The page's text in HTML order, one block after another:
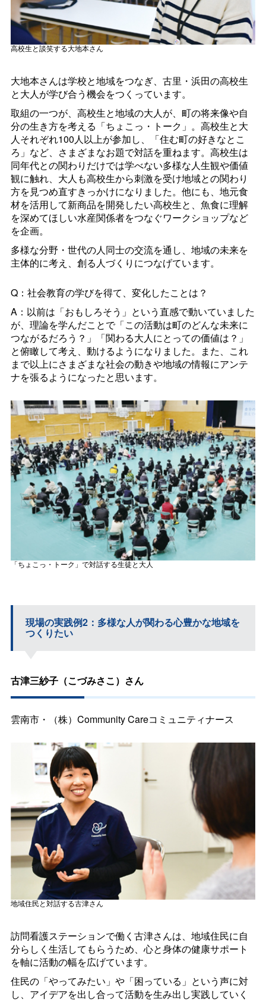
高校生と談笑する大地本さん
大地本さんは学校と地域をつなぎ、古里・浜田の高校生
と大人が学び合う機会をつくっています。
取組の一つが、高校生と地域の大人が、町の将来像や自
分の生き方を考える「ちょこっ・トーク」。高校生と大
人それぞれ100人以上が参加し、「住む町の好きなとこ
ろ」など、さまざまなお題で対話を重ねます。高校生は
同年代との関わりだけでは学べない多様な人生観や価値
観に触れ、大人も高校生から刺激を受け地域との関わり
方を見つめ直すきっかけになりました。他にも、地元食
材を活用して新商品を開発したい高校生と、魚食に理解
を深めてほしい水産関係者をつなぐワークショップなど
を企画。
多様な分野・世代の人同士の交流を通し、地域の未来を
主体的に考え、創る人づくりにつなげています。
Q：社会教育の学びを得て、変化したことは？
A：以前は「おもしろそう」という直感で動いていました
が、理論を学んだことで「この活動は町のどんな未来に
つながるだろう？」「関わる大人にとっての価値は？」
と俯瞰して考え、動けるようになりました。また、これ
まで以上にさまざまな社会の動きや地域の情報にアンテ
ナを張るようになったと思います。
「ちょこっ・トーク」で対話する生徒と大人
現場の実践例2：多様な人が関わる心豊かな地域を
つくりたい
古津三紗子（こづみさこ）さん
雲南市・（株） Community Careコミュニティナース
地域住民と対話する古津さん
訪問看護ステーションで働く古津さんは、地域住民に自
分らしく生活してもらうため、心と身体の健康サポート
を軸に活動の幅を広げています。
住民の「やってみたい」や「困っている」という声に対
し、アイデアを出し合って活動を生み出し実践していく